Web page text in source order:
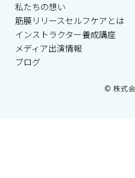
私たちの想い
筋膜リリースセルフケアとは
インストラクター養成講座
メディア出演情報
ブログ
© 株式